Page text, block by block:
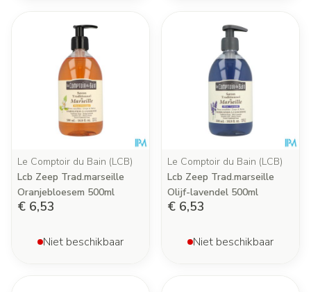
Le Comptoir du Bain (LCB)
Lcb Zeep Trad.marseille
Oranjebloesem 500ml
€ 6,53
Niet beschikbaar
Le Comptoir du Bain (LCB)
Lcb Zeep Trad.marseille
Olijf-lavendel 500ml
€ 6,53
Niet beschikbaar